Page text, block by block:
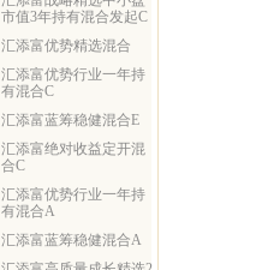
市值3年持有混合发起C
汇添富优势精选混合
汇添富优势行业一年持
有混合C
汇添富蓝筹稳健混合E
汇添富绝对收益定开混
合C
汇添富优势行业一年持
有混合A
汇添富蓝筹稳健混合A